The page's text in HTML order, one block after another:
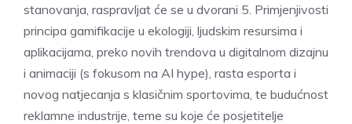
stanovanja, raspravljat će se u dvorani 5. Primjenjivosti
principa gamifikacije u ekologiji, ljudskim resursima i
aplikacijama, preko novih trendova u digitalnom dizajnu
i animaciji (s fokusom na AI hype), rasta esporta i
novog natjecanja s klasičnim sportovima, te budućnost
reklamne industrije, teme su koje će posjetitelje